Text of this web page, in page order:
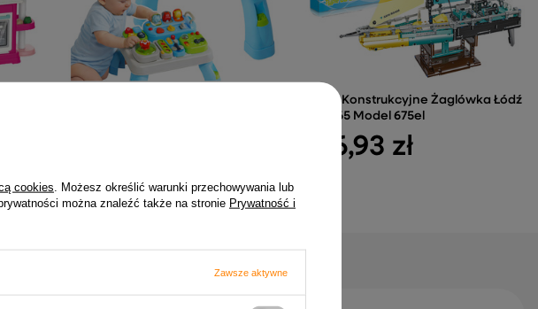
Klocki Konstrukcyjne Żaglówka Łódź
Type 65 Model 675el
106,93 zł
cookies . Możesz określić warunki przechowywania lub
można znaleźć także na stronie Prywatność i
Zawsze aktywne